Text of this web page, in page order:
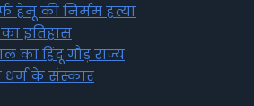
हेमू की निर्मम हत्या
इतिहास
का हिंदू गौड़ राज्य
धर्म के संस्कार